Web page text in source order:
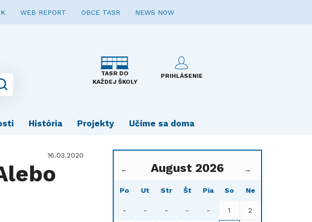
WEB REPORT OBCE TASR NEWS NOW
TASR DO
KAŽDEJ ŠKOLY
PRIHLÁSENIE
História Projekty Učíme sa doma
16.03.2020
← August 2026 →
Po Ut Str Št Pia So Ne
- - - - - 1 2